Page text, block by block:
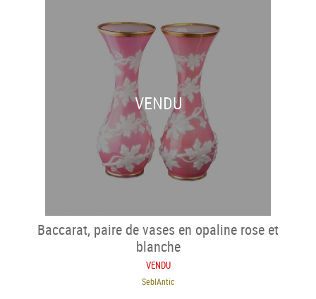
VENDU
Baccarat, paire de vases en opaline rose et
blanche
VENDU
SeblAntic